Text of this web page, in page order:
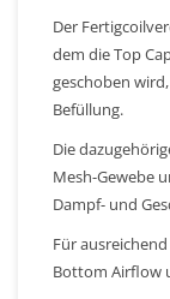
Der
dem die Top
geschoben
Befüllung.
Die
Mesh-Gewebe
Dampf- und
Für
Bottom Airflow